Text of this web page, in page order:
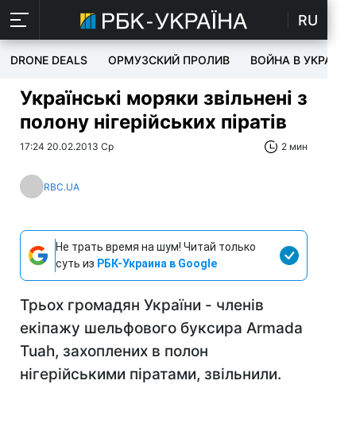
RU
DRONE DEALS ОРМУЗСКИЙ ПРОЛИВ ВОЙНА В УКРАИНЕ
Українські моряки звільнені з
полону нігерійських піратів
17:24 20.02.2013 Ср 2 мин
RBC.UA
Не трать время на шум! Читай только
суть из РБК-Украина в Google
Трьох громадян України - членів
екіпажу шельфового буксира Armada
Tuah, захоплених в полон
нігерійськими піратами, звільнили.